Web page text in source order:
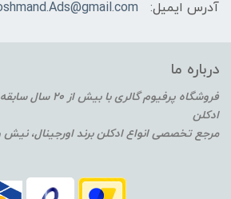
آدرس ایمیل:
درباره ما
فروشگاه پرفیوم
ادکلن
مرجع تخصصی انواع ادکلن برند اورجینال، نیش